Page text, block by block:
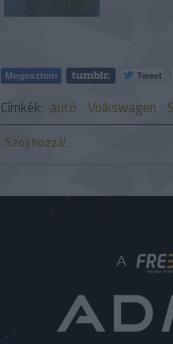
Címkék: autó Volkswagen
Szólj hozzá!